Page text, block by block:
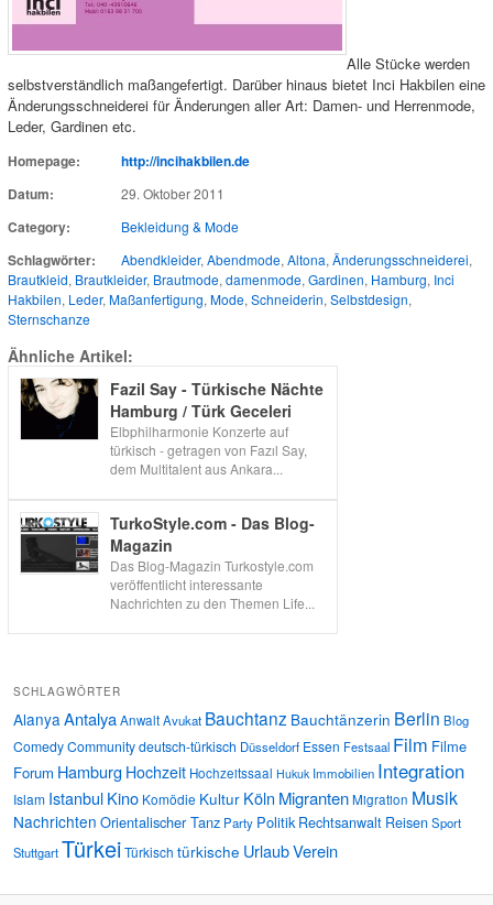
Alle Stücke werden
selbstverständlich maßangefertigt. Darüber hinaus bietet Inci Hakbilen eine
Änderungsschneiderei für Änderungen aller Art: Damen- und Herrenmode,
Leder, Gardinen etc.
Homepage:
http://incihakbilen.de
Datum:
29. Oktober 2011
Category: Bekleidung & Mode
Schlagwörter: Abendkleider, Abendmode, Altona, Änderungsschneiderei,
Brautkleid, Brautkleider, Brautmode, damenmode, Gardinen, Hamburg, Inci
Hakbilen, Leder, Maßanfertigung, Mode, Schneiderin, Selbstdesign,
Sternschanze
Ähnliche Artikel:
Fazil Say - Türkische Nächte
Hamburg / Türk Geceleri
Elbphilharmonie Konzerte auf
türkisch - getragen von Fazıl Say,
dem Multitalent aus Ankara...
TurkoStyle.com - Das Blog-
Magazin
Das Blog-Magazin Turkostyle.com
veröffentlicht interessante
Nachrichten zu den Themen Life...
SCHLAGWÖRTER
Alanya AntalyaAnwaltAvukat Bauchtanz Bauchtänzerin Berlin Blog
ComedyCommunitydeutsch-türkisch Düsseldorf Essen Festsaal Film Filme
Forum Hamburg Hochzeit Hochzeitssaal Hukuk Immobilien Integration
Islam IstanbulKino Komödie Kultur Köln MigrantenMigration Musik
Nachrichten Orientalischer Tanz Party Politik Rechtsanwalt ReisenSport
StuttgartTürkeiTürkisch türkische UrlaubVerein